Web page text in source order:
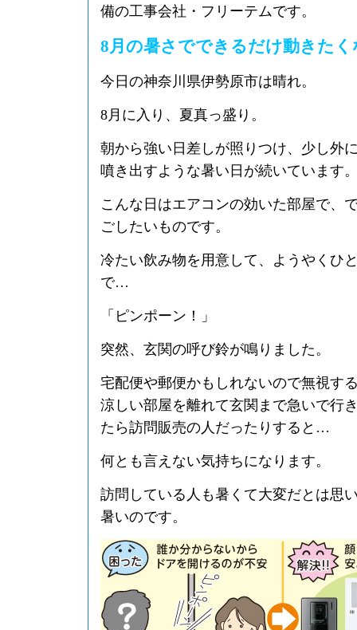
備の工事会社・フリーテムです。
8月の暑さでできるだけ動きた
今日の神奈川県伊勢原市は晴れ。
8月に入り、夏真っ盛り。
朝から強い日差しが照りつけ、少し外
噴き出すような暑い日が続いています
こんな日はエアコンの効いた部屋で、
ごしたいものです。
冷たい飲み物を用意して、ようやくひ
で…
「ピンポーン！」
突然、玄関の呼び鈴が鳴りました。
宅配便や郵便かもしれないので無視す
涼しい部屋を離れて玄関まで急いで行
たら訪問販売の人だったりすると…
何とも言えない気持ちになります。
訪問している人も暑くて大変だとは思
暑いのです。